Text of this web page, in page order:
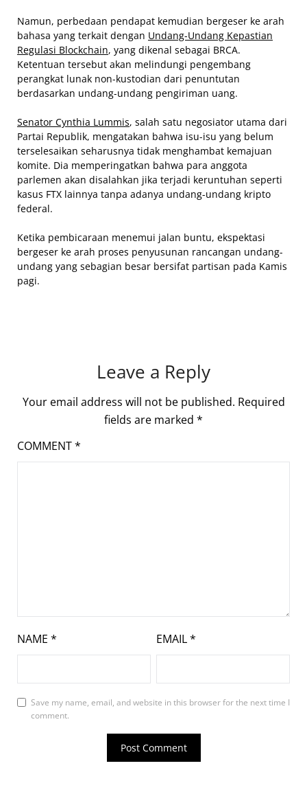
Namun, perbedaan pendapat kemudian bergeser ke arah
bahasa yang terkait dengan Undang-Undang Kepastian
Regulasi Blockchain, yang dikenal sebagai BRCA.
Ketentuan tersebut akan melindungi pengembang
perangkat lunak non-kustodian dari penuntutan
berdasarkan undang-undang pengiriman uang.
Senator Cynthia Lummis, salah satu negosiator utama dari
Partai Republik, mengatakan bahwa isu-isu yang belum
terselesaikan seharusnya tidak menghambat kemajuan
komite. Dia memperingatkan bahwa para anggota
parlemen akan disalahkan jika terjadi keruntuhan seperti
kasus FTX lainnya tanpa adanya undang-undang kripto
federal.
Ketika pembicaraan menemui jalan buntu, ekspektasi
bergeser ke arah proses penyusunan rancangan undang-
undang yang sebagian besar bersifat partisan pada Kamis
pagi.
Leave a Reply
Your email address will not be published. Required
fields are marked *
COMMENT*
NAME * EMAIL*
Save my name, email, and website in this browser for the next time I
comment.